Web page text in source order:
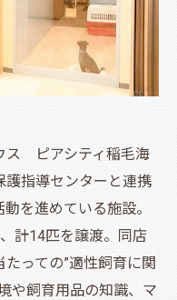
ピアシティ稲毛海
護指導センターと連携
を進めている施設。
計14匹を譲渡。同店
っての”適性飼育に関
や飼育用品の知識、マ